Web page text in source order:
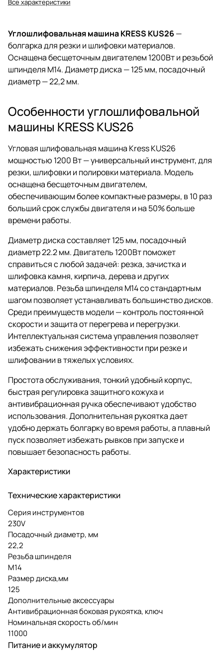
Все характеристики
Углошлифовальная машина KRESS KUS26 —
болгарка для резки и шлифовки материалов.
Оснащена бесщеточным двигателем 1200Вт и резьбой
шпинделя М14. Диаметр диска — 125 мм, посадочный
диаметр — 22,2 мм.
Особенности углошлифовальной
машины KRESS KUS26
Угловая шлифовальная машина Kress KUS26
мощностью 1200 Вт — универсальный инструмент, для
резки, шлифовки и полировки материала. Модель
оснащена бесщеточным двигателем,
обеспечивающим более компактные размеры, в 10 раз
больший срок службы двигателя и на 50% больше
времени работы.
Диаметр диска составляет 125 мм, посадочный
диаметр 22.2 мм. Двигатель 1200Вт поможет
справиться с любой задачей: резка, зачистка и
шлифовка камня, кирпича, дерева и других
материалов. Резьба шпинделя М14 со стандартным
шагом позволяет устанавливать большинство дисков.
Среди преимуществ модели — контроль постоянной
скорости и защита от перегрева и перегрузки.
Интеллектуальная система управления позволяет
избежать снижения эффективности при резке и
шлифовании в тяжелых условиях.
Простота обслуживания, тонкий удобный корпус,
быстрая регулировка защитного кожуха и
антивибрационная ручка обеспечивают удобство
использования. Дополнительная рукоятка дает
удобно держать болгарку во время работы, а плавный
пуск позволяет избежать рывков при запуске и
повышает безопасность работы.
Характеристики
Технические характеристики
Серия инструментов
230V
Посадочный диаметр, мм
22,2
Резьба шпинделя
М14
Размер диска,мм
125
Дополнительные аксессуары
Антивибрационная боковая рукоятка, ключ
Номинальная скорость об/мин
11000
Питание и аккумулятор